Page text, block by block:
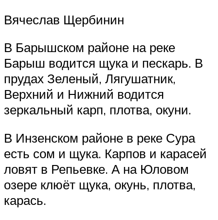
Вячеслав Щербинин
В Барышском районе на реке
Барыш водится щука и пескарь. В
прудах Зеленый, Лягушатник,
Верхний и Нижний водится
зеркальный карп, плотва, окуни.
В Инзенском районе в реке Сура
есть сом и щука. Карпов и карасей
ловят в Репьевке. А на Юловом
озере клюёт щука, окунь, плотва,
карась.